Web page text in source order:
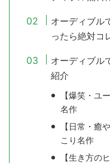
オーディブル
ったら絶対コ
オーディブル
紹介
【爆笑・ユ
名作
【日常・癒
こり名作
【生き方の